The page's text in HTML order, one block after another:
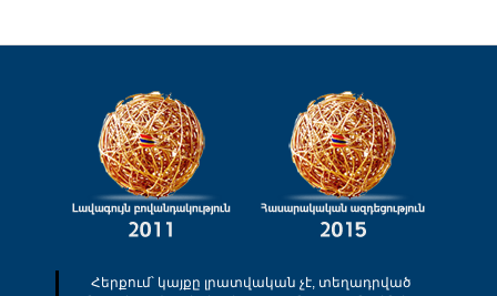
Հերքում՝ կայքը լրատվական չէ, տեղադրված